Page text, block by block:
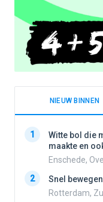
NIEUW BINNEN
1
Witte bol die
maakte en
Enschede,
2
Snel
Rotterdam,